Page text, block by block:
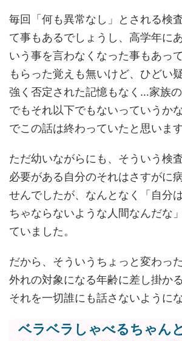
毎回「何も異常なし」とされる検
て事もあるでしょうし、高学年に
いう事を言わなくなった事もあっ
もらった覚えも無いけど、ひどい
強く否定された記憶もなく…家族
でもそれ以下でもないっていうか
でこの話は終わっていたと思います
ただ幼いながらにも、そういう検
必要がある自分のそれはさすがに
せんでしたが、なんとなく「自分
ちゃならないような人間なんだな
ていました。
だから、そういうちょっと変わっ
外れの対象になる年齢に差し掛か
それを一切誰にも話さないように
ベラベラしゃべるちゃん